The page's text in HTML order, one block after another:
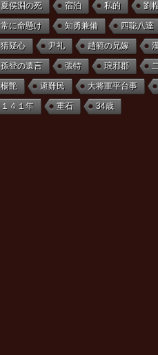
夏侯淵の死 宿泊 私的 劉
常に命懸け 知勇兼備 四聡八達
猜疑心 尹礼 趙範の兄嫁
孫登の遺言 張特 琅邪郡
楊艶 避難民 大将軍平台事
１４１年 重石 34歳